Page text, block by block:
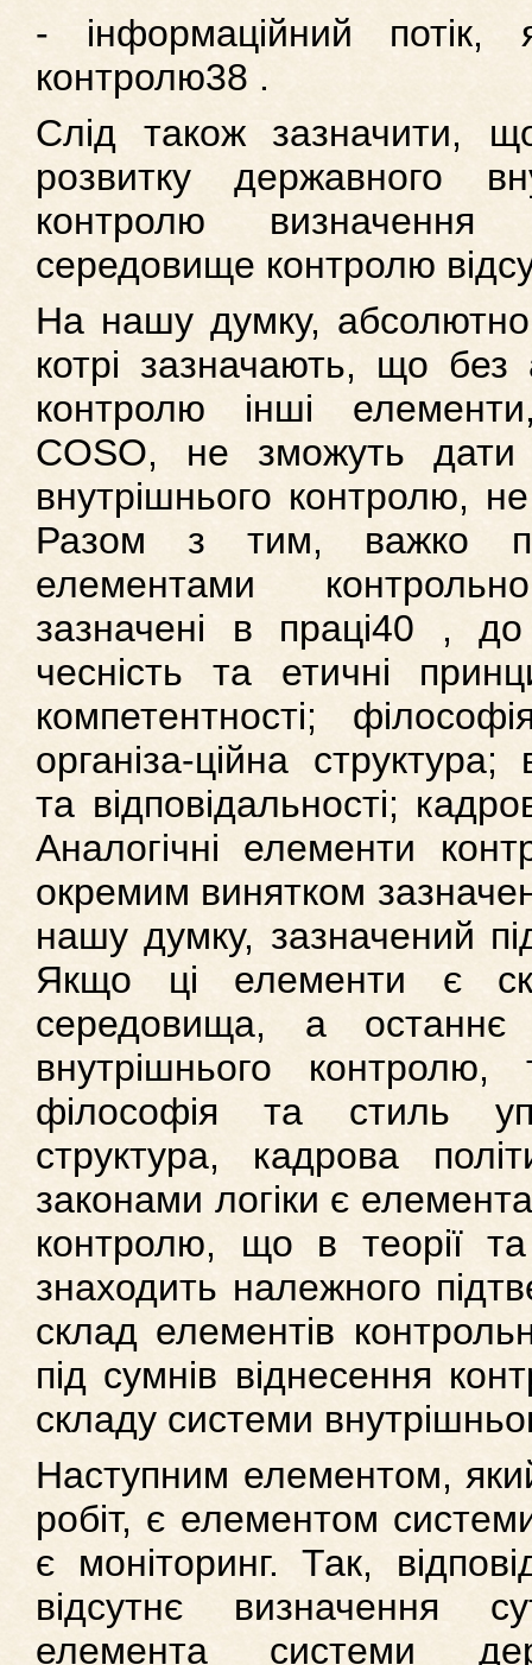
- інформаційний потік,
контролю38 .
Слід також зазначити,
розвитку державного
контролю
середовище контролю
На нашу думку,
котрі зазначають, що без
контролю інші
COSO, не зможуть дати
внутрішнього контролю,
Разом з тим, важко
елементами
зазначені в праці40 ,
чесність та етичні
компетентності;
організа-ційна
та відповідальності;
Аналогічні елементи
окремим винятком
нашу думку, зазначений
Якщо ці елементи є
середовища, а
внутрішнього
філософія та стиль
структура, кадрова
законами логіки є
контролю, що в теорії та
знаходить належного
склад елементів
під сумнів віднесення
складу системи
Наступним елементом,
робіт, є елементом
є моніторинг. Так,
відсутнє визначення
елемента системи